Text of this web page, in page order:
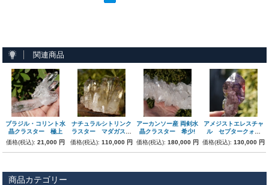
関連商品
ブラジル・コリント水
晶クラスター 極上
価格(税込):21,000 円
ナチュラルシトリンク
ラスター マダガスカ
ル産 162g
価格(税込):110,000 円
アーカンソー産 両剣水
晶クラスター 希少!
価格(税込): 180,000 円
アメジストエレスチャ
ル セプタークォー
ツ ジンバブエ・シャ
ンガーン産
価格(税込): 130,000 円
商品カテゴリー